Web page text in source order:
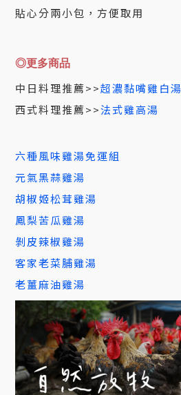
貼心分兩小包，方便取用
◎更多商品
中日料理推薦>>超濃黏嘴雞白湯
西式料理推薦>>法式雞高湯
六種風味雞湯免運組
元氣黑蒜雞湯
胡椒姬松茸雞湯
鳳梨苦瓜雞湯
剝皮辣椒雞湯
客家老菜脯雞湯
老薑麻油雞湯